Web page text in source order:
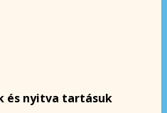
és nyitva tartásuk